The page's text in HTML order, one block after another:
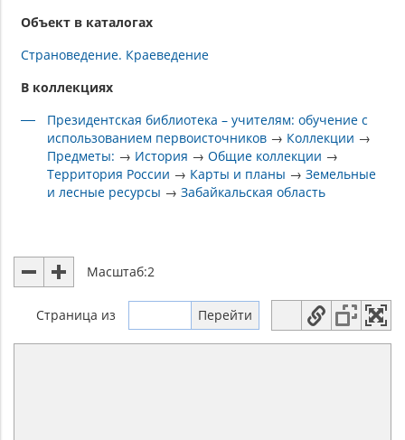
Объект в каталогах
Страноведение. Краеведение
В коллекциях
Президентская библиотека – учителям: обучение с
использованием первоисточников → Коллекции →
Предметы: → История →Общие коллекции →
Территория России → Карты и планы →Земельные
и лесные ресурсы →Забайкальская область
Масштаб:2
Страница из